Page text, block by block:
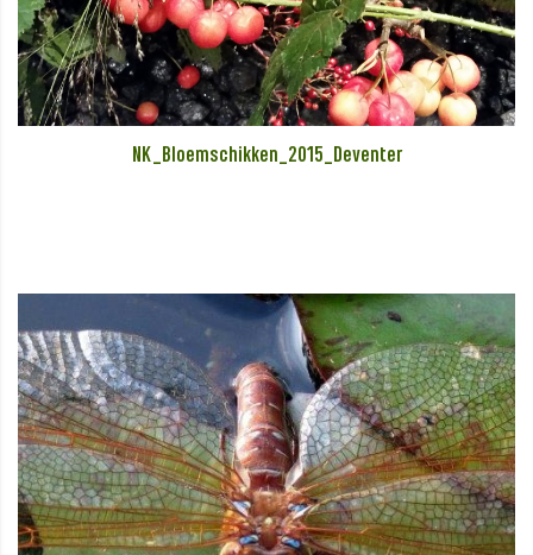
NK_Bloemschikken_2015_Deventer